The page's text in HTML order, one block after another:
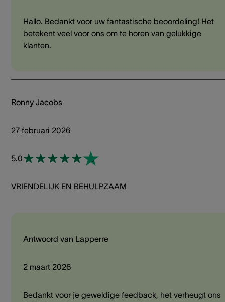
Hallo. Bedankt voor uw fantastische beoordeling! Het
betekent veel voor ons om te horen van gelukkige
klanten.
Ronny Jacobs
27 februari 2026
5.0
VRIENDELIJK EN BEHULPZAAM
Antwoord van Lapperre
2 maart 2026
Bedankt voor je geweldige feedback, het verheugt ons